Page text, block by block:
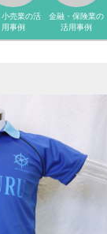
小売業の活
用事例
金融・保険業の
活用事例